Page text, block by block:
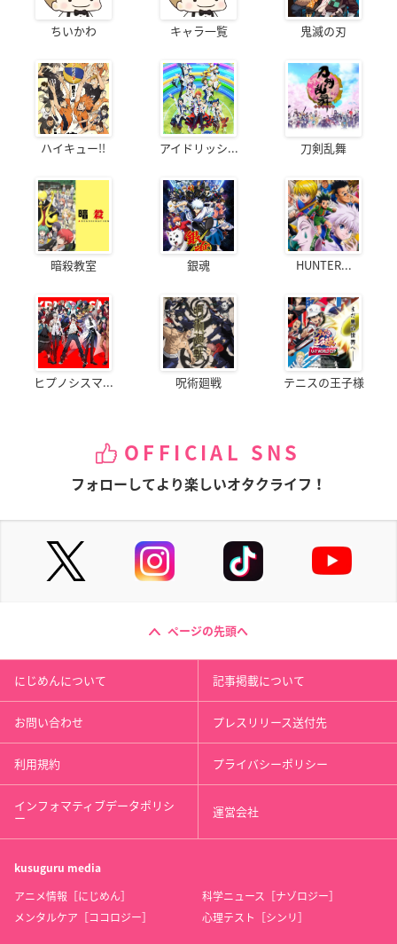
ちいかわ キャラ一覧 鬼滅の刃
ハイキュー!! アイドリッシ... 刀剣乱舞
暗殺教室 銀魂 HUNTER...
ヒプノシスマ... 呪術廻戦 テニスの王子様
OFFICIAL SNS
フォローしてより楽しいオタクライフ！
ページの先頭へ
にじめんについて 記事掲載について
お問い合わせ プレスリリース送付先
利用規約 プライバシーポリシー
インフォマティブデータポリシ
ー 運営会社
kusuguru media
アニメ情報［にじめん］
科学ニュース［ナゾロジー］
メンタルケア［ココロジー］
心理テスト［シンリ］